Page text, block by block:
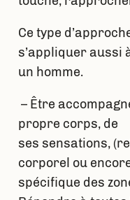
Ce type
s’appliquer aussi
un homme.
– Être
propre corps, de
ses sensations,
corporel ou
spécifique des